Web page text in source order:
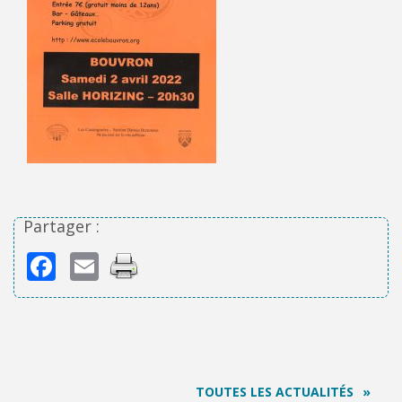
Partager :
Facebook
Email
TOUTES LES ACTUALITÉS